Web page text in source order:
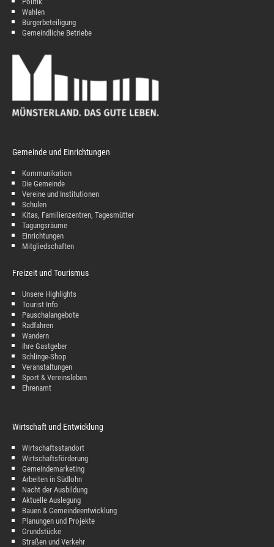
Wahlen
Bürgerbeteiligung
Gemeindliche Betriebe
Gemeinde und Einrichtungen
Kommunikation
Die Gemeinde
Vereine und Institutionen
Schulen
Kitas, Familienzentren, Tagesmütter
Tagungsräume
Einrichtungen
Mitgliedschaften
Freizeit und Tourismus
Unsere Highlights
Tourist Info
Pauschalangebote
Radfahren
Wandern
Ihre Gastgeber
Schlinge-Shop
Veranstaltungen
Sport & Vereinsleben
Ehrenamt
Wirtschaft und Entwicklung
Wirtschaftsstandort
Wirtschaftsförderung
Gemeindemarketing
Arbeiten in Südlohn
Nacht der Ausbildung
Aktuelle Auslegung
Bauen & Gemeindeentwicklung
Planungen und Projekte
Grundstücke
Straßen und Verkehr